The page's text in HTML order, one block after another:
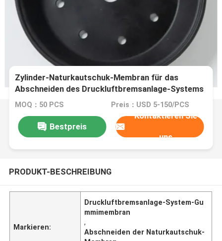
Zylinder-Naturkautschuk-Membran für das
Abschneiden des Druckluftbremsanlage-Systems
MOQ：50 PCS Preis：USD 5-150/PCS
Bestpreis
Kontaktieren Sie
uns
PRODUKT-BESCHREIBUNG
Markieren:
Druckluftbremsanlage-System-Gu
mmimembran
,
Abschneiden der Naturkautschuk-